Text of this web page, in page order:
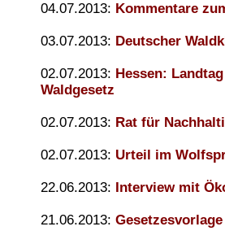
04.07.2013: Kommentare
03.07.2013: Deutscher
02.07.2013: Hessen:
Waldgesetz
02.07.2013: Rat für
02.07.2013: Urteil im
22.06.2013: Interview mit
21.06.2013: